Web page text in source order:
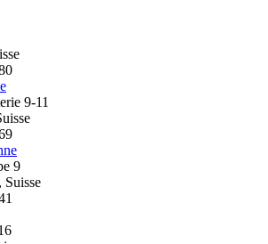
9-11
9
Suisse